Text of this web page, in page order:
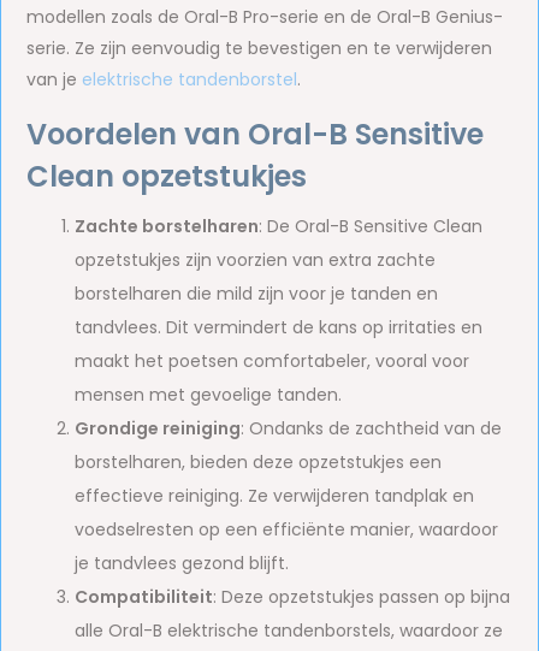
modellen zoals de Oral-B Pro-serie en de Oral-B Genius-
serie. Ze zijn eenvoudig te bevestigen en te verwijderen
van je elektrische tandenborstel.
Voordelen van Oral-B Sensitive
Clean opzetstukjes
Zachte borstelharen: De Oral-B Sensitive Clean
opzetstukjes zijn voorzien van extra zachte
borstelharen die mild zijn voor je tanden en
tandvlees. Dit vermindert de kans op irritaties en
maakt het poetsen comfortabeler, vooral voor
mensen met gevoelige tanden.
Grondige reiniging: Ondanks de zachtheid van de
borstelharen, bieden deze opzetstukjes een
effectieve reiniging. Ze verwijderen tandplak en
voedselresten op een efficiënte manier, waardoor
je tandvlees gezond blijft.
Compatibiliteit: Deze opzetstukjes passen op bijna
alle Oral-B elektrische tandenborstels, waardoor ze